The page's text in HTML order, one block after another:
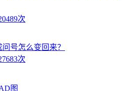
次
号怎么变回来？
次
图